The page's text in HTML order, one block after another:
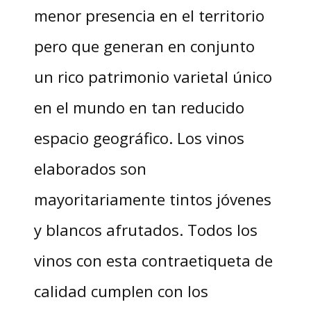
menor presencia en el territorio
pero que generan en conjunto
un rico patrimonio varietal único
en el mundo en tan reducido
espacio geográfico. Los vinos
elaborados son
mayoritariamente tintos jóvenes
y blancos afrutados. Todos los
vinos con esta contraetiqueta de
calidad cumplen con los